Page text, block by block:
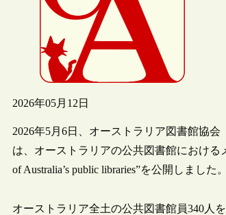
2026年05月12日
2026年5月6日、オーストラリア図書館協
は、オーストラリアの公共図書館における
of Australia’s public libraries”を公開しました。
オーストラリア全土の公共図書館員340人